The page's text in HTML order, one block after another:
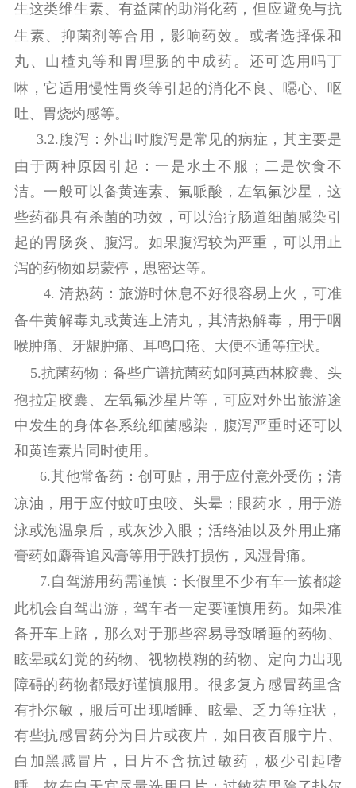
生这类维生素、有益菌的助消化药 ，但应避免与抗
生素、抑菌剂等合用，影响药效。或者选择保和
丸、山楂丸等和胃理肠的中成药 。还可选用吗丁
啉，它适用慢性胃炎等引起的消化不良、噁心、呕
吐、胃烧灼感等。
3.2. 腹泻：外出时腹泻是常见的病症，其主要是
由于两种原因引起：一是水土不服；二是饮食不
洁。一般可以备黄连素、氟哌酸，左氧氟沙星，这
些药都具有杀菌的功效，可以治疗肠道细菌感染引
起的胃肠炎、腹泻。如果腹泻较为严重，可以用止
泻的药物如易蒙停，思密达等。
4. 清热药： 旅游时休息不好很容易上火，可准
备牛黄解毒丸或黄连上清丸，其清热解毒，用于咽
喉肿痛、牙龈肿痛、耳鸣口疮、大便不通等症状。
5.抗菌药物： 备些广谱抗菌药如阿莫西林胶囊、头
孢拉定胶囊、左氧氟沙星片等，可应对外出旅游途
中发生的身体各系统细菌感染，腹泻严重时还可以
和黄连素片同时使用。
6.其他常备药：创可贴，用于应付意外受伤；清
凉油，用于应付蚊叮虫咬、头晕；眼药水，用于游
泳或泡温泉后，或灰沙入眼；活络油以及外用止痛
膏药如麝香追风膏等用于跌打损伤，风湿骨痛。
7. 自驾游用药需谨慎： 长假里不少有车一族都趁
此机会自驾出游，驾车者一定要谨慎用药。如果准
备开车上路，那么对于那些容易导致嗜睡的药物、
眩晕或幻觉的药物、视物模糊的药物、定向力出现
障碍的药物都最好谨慎服用。很多复方感冒药里含
有扑尔敏，服后可出现嗜睡、眩晕、乏力等症状，
有些抗感冒药分为日片或夜片，如日夜百服宁片、
白加黑感冒片，日片不含抗过敏药，极少引起嗜